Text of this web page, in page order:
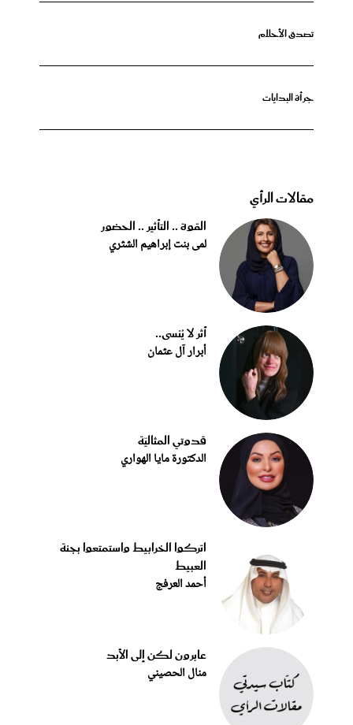
تصدق الأحلام
جرأة البدايات
مقالات الرأي
القوة .. التأثير .. الحضور
لمى بنت إبراهيم الشثري
أثر لا يُنسى..
أبرار آل عثمان
قدوتي المثاليّة
الدكتورة مايا الهواري
اتركوا الخرابيط واستمتعوا بجنة
العبيط
أحمد العرفج
عابرون لكن إلى الأبد
منال الحصيني